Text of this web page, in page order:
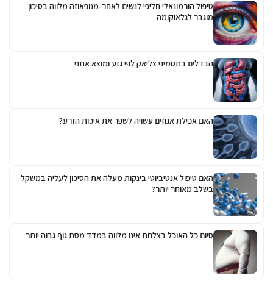
טיפול הורמונאלי חליפי לנשים לאחר-מנופאוזה מלווה בסיכון
מוגבר לגלאוקומה
הבדלים בתסמיני צליאק לפי גזע ומוצא אתני
האם אכילת אגוזים עשויה לשפר את איכות הזרע?
האם טיפול אנטיביוטי בינקות מעלה את הסיכון לעליה במשקל
בשלב מאוחר יותר?
סיום כל האוכל בצלחת אינו מלווה במדד מסת גוף גבוה יותר